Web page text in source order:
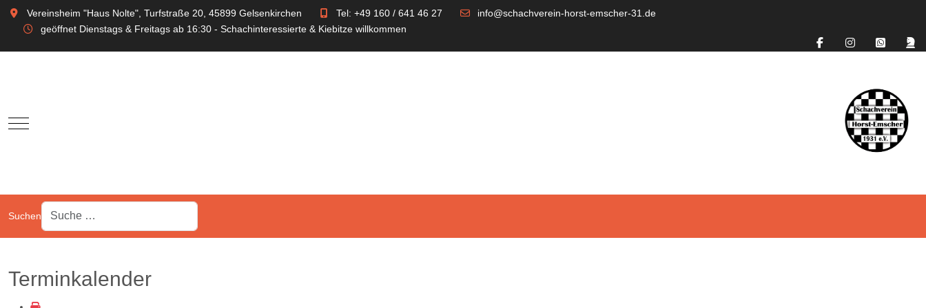
Vereinsheim "Haus Nolte", Turfstraße 20, 45899 Gelsenkirchen Tel: +49 160 / 641 46 27
info@schachverein-horst-emscher-31.de
geöffnet Dienstags & Freitags ab 16:30 - Schachinteressierte & Kiebitze willkommen
Mobile Menu Toggle
Suchen
Terminkalender